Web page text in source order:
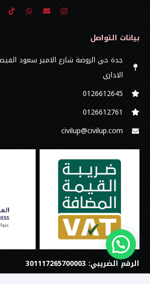
بيانات التواصل
جدة حي الروضة شارع الامير سعود
الاداري
0126612645‬
‭0126612761
civilup@civilup.com
الرقم الضريبي: 301117265700003